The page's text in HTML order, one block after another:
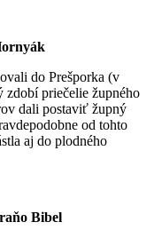
do Prešporka (v
priečelie župného
dali postaviť župný
od tohto
aj do plodného
Bibel